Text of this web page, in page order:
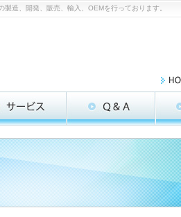
造、開発、販売、輸入、OEMを行っております。